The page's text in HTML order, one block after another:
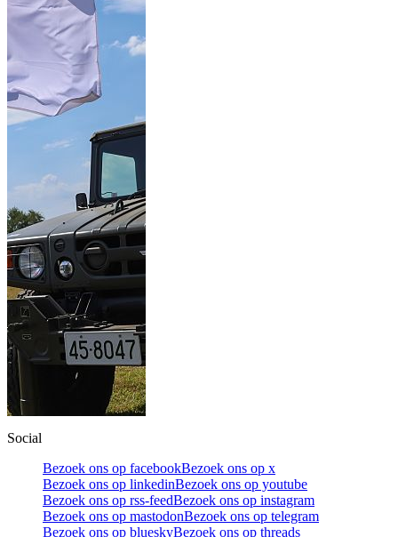
Social
Bezoek ons op facebookBezoek ons op x
Bezoek ons op linkedinBezoek ons op youtube
Bezoek ons op rss-feedBezoek ons op instagram
Bezoek ons op mastodonBezoek ons op telegram
Bezoek ons op blueskyBezoek ons op threads